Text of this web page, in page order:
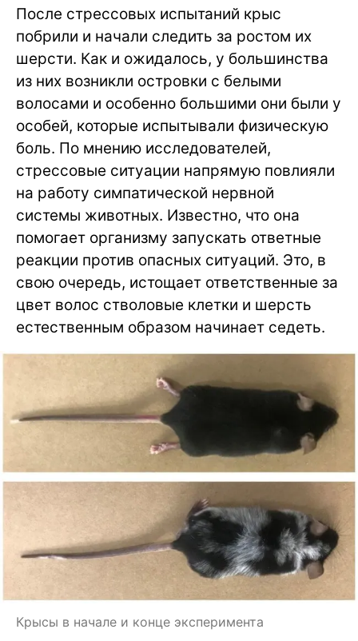
После стрессовых испытаний крыс
побрили и начали следить за ростом их
шерсти. Как и ожидалось, у большинства
из них возникли островки с белыми
волосами и особенно большими они были у
особей, которые испытывали физическую
боль. По мнению исследователей,
стрессовые ситуации напрямую повлияли
на работу симпатической нервной
системы животных. Известно, что она
помогает организму запускать ответные
реакции против опасных ситуаций. Это, в
свою очередь, истощает ответственные за
цвет волос стволовые клетки и шерсть
естественным образом начинает седеть.
Крысы в начале и конце эксперимента